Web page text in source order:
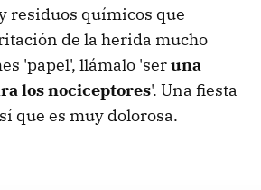
residuos químicos que
de la herida mucho
'papel', llámalo 'seruna
los nociceptores'. Una fiesta
que es muy dolorosa.